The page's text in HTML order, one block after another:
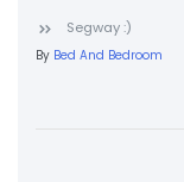
Segway :)
By Bed And Bedroom